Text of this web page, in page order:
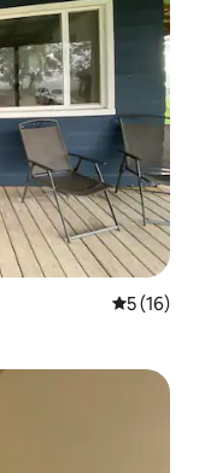
5 (16)